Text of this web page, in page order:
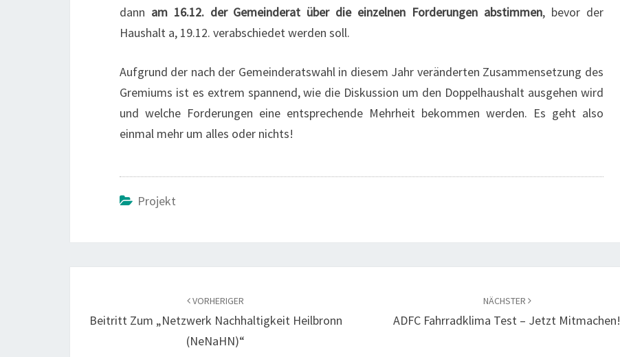
dann am 16.12. der Gemeinderat über die einzelnen Forderungen abstimmen, bevor der
Haushalt a, 19.12. verabschiedet werden soll.
Aufgrund der nach der Gemeinderatswahl in diesem Jahr veränderten Zusammensetzung des
Gremiums ist es extrem spannend, wie die Diskussion um den Doppelhaushalt ausgehen wird
und welche Forderungen eine entsprechende Mehrheit bekommen werden. Es geht also
einmal mehr um alles oder nichts!
Projekt
VORHERIGER
Beitritt Zum „Netzwerk Nachhaltigkeit Heilbronn
(NeNaHN)“
NÄCHSTER
ADFC Fahrradklima Test – Jetzt Mitmachen!